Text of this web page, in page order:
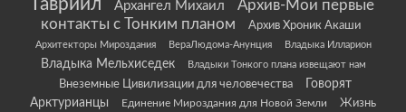
Гавриил
Архангел Михаил
Архив-Мои первые
контакты с Тонким планом
Архив Хроник Акаши
Архитекторы Мироздания ВераЛюдома-Анунция Владыка Илларион
Владыка Мельхиседек Владыки Тонкого плана извещают нам
Внеземные Цивилизации для человечества
Говорят
Арктурианцы
Единение Мироздания для Новой Земли
Жизнь